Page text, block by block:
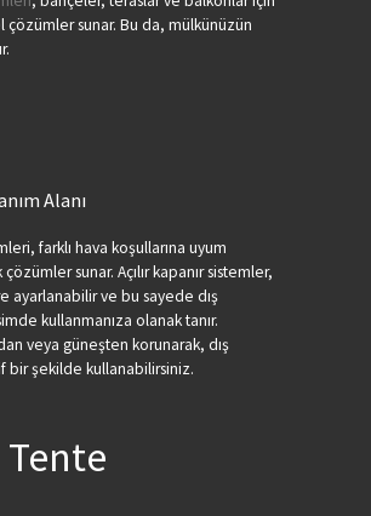
sunar. Bu da, mülkünüzün
Alanı
farklı hava koşullarına uyum
sunar. Açılır kapanır sistemler,
ayarlanabilir ve bu sayede dış
kullanmanıza olanak tanır.
veya güneşten korunarak, dış
bir şekilde kullanabilirsiniz.